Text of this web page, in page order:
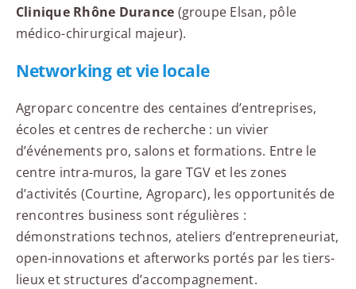
Clinique Rhône Durance (groupe Elsan, pôle
médico-chirurgical majeur).
Networking et vie locale
Agroparc concentre des centaines d’entreprises,
écoles et centres de recherche : un vivier
d’événements pro, salons et formations. Entre le
centre intra-muros, la gare TGV et les zones
d’activités (Courtine, Agroparc), les opportunités de
rencontres business sont régulières :
démonstrations technos, ateliers d’entrepreneuriat,
open-innovations et afterworks portés par les tiers-
lieux et structures d’accompagnement.